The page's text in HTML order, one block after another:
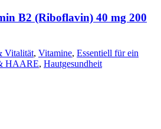
B2 (Riboflavin) 40 mg 200
Vitalität, Vitamine, Essentiell für ein
HAARE, Hautgesundheit